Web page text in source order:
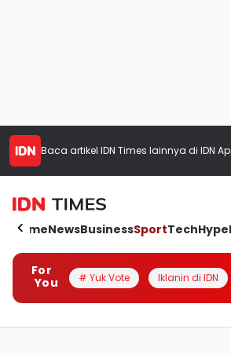
Baca artikel IDN Times lainnya di IDN
HomeNewsBusinessSportTechHype
For
You
# Yuk Vote Iklanin di IDN